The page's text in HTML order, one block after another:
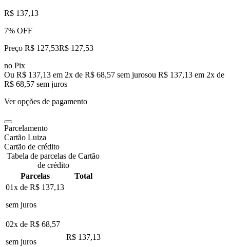
R$ 137,13
7% OFF
Preço R$ 127,53R$ 127,53
no Pix
Ou R$ 137,13 em 2x de R$ 68,57 sem jurosou R$ 137,13 em 2x de
R$ 68,57 sem juros
Ver opções de pagamento
Parcelamento
Cartão Luiza
Cartão de crédito
Tabela de parcelas de Cartão
de crédito
Parcelas
Total
01x de R$ 137,13
sem juros
02x de R$ 68,57
sem juros
R$ 137,13